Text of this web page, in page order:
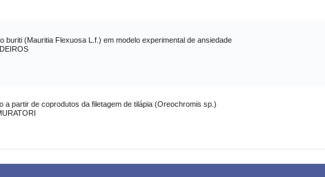
buriti (Mauritia Flexuosa L.f.) em modelo experimental de ansiedade
partir de coprodutos da filetagem de tilápia (Oreochromis sp.)